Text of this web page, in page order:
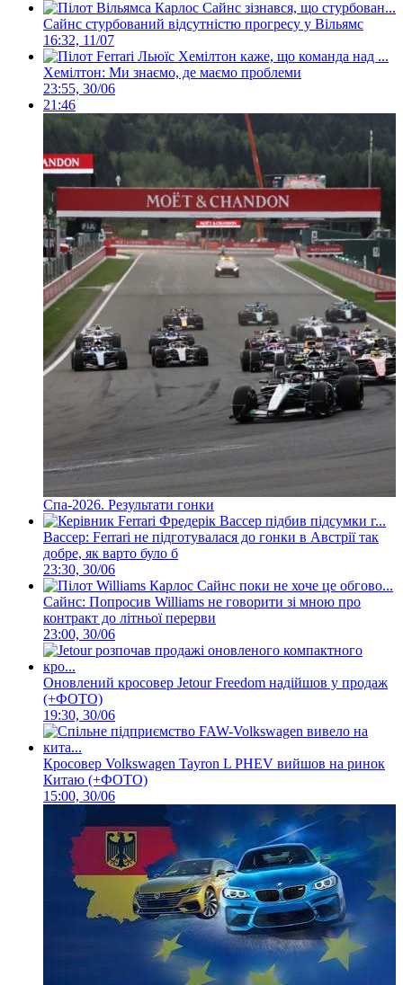
Сайнс стурбований відсутністю прогресу у Вільямс
16:32, 11/07
Хемілтон: Ми знаємо, де маємо проблеми
23:55, 30/06
21:46
Спа-2026. Результати гонки
Вассер: Ferrari не підготувалася до гонки в Австрії так
добре, як варто було б
23:30, 30/06
Сайнс: Попросив Williams не говорити зі мною про
контракт до літньої перерви
23:00, 30/06
Оновлений кросовер Jetour Freedom надійшов у продаж
(+ФОТО)
19:30, 30/06
Кросовер Volkswagen Tayron L PHEV вийшов на ринок
Китаю (+ФОТО)
15:00, 30/06